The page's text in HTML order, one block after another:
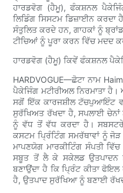
ਹਾਰਡਵੋਗ (ਹੈਮੂ), ਫੰਕਸ਼ਨਲ
ਲਿਡਿੰਗ ਸਿਸਟਮ ਡਿਜ਼ਾਈਨ ਕਰਦਾ
ਸੰਤੁਲਿਤ ਕਰਦੇ ਹਨ, ਗਾਹਕਾਂ ਨੂੰ
ਟੀਚਿਆਂ ਨੂੰ ਪੂਰਾ ਕਰਨ ਵਿੱਚ ਮਦਦ
ਹਾਰਡਵੋਗ (ਹੈਮੂ) ਕਿਵੇਂ ਫੰਕਸ਼ਨਲ
HARDVOGUE—ਛੋਟਾ ਨਾਮ
ਪੈਕੇਜਿੰਗ ਮਟੀਰੀਅਲ ਨਿਰਮਾਤਾ
ਸਗੋਂ ਇੱਕ ਕਾਰਜਸ਼ੀਲ ਟੱਚਪੁਆਇੰਟ
ਸੁਰੱਖਿਅਤ ਰੱਖਦਾ ਹੈ, ਸਪਲਾਈ
ਨੂੰ ਵੱਧ ਤੋਂ ਵੱਧ ਕਰਦਾ ਹੈ।
ਕਸਟਮ ਪ੍ਰਿੰਟਿੰਗ ਸਮਰੱਥਾਵਾਂ ਨੂੰ
ਮਾਪਣਯੋਗ ਮਾਰਕੀਟਿੰਗ ਸੰਪਤੀ
ਸਬੂਤ ਤੋਂ ਲੈ ਕੇ ਸਕੇਲਡ ਉਤਪਾਦਨ
ਬਣਾਉਂਦਾ ਹੈ ਕਿ ਪ੍ਰਿੰਟ ਕੀਤਾ
ਹੈ, ਉਤਪਾਦ ਸੁਰੱਖਿਆ ਨੂੰ ਬਣਾਈ